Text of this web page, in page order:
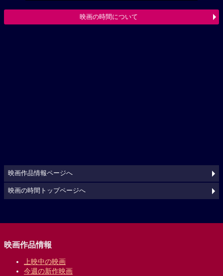
映画の時間について
映画作品情報ページへ
映画の時間トップページへ
映画作品情報
上映中の映画
今週の新作映画